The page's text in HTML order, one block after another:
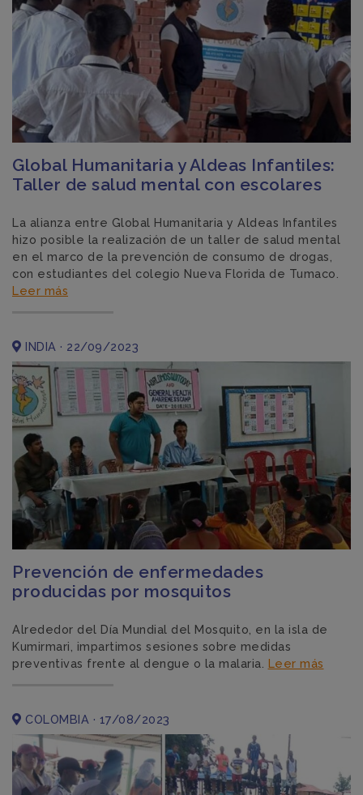
Global Humanitaria y Aldeas Infantiles:
Taller de salud mental con escolares
La alianza entre Global Humanitaria y Aldeas Infantiles
hizo posible la realización de un taller de salud mental
en el marco de la prevención de consumo de drogas,
con estudiantes del colegio Nueva Florida de Tumaco.
Leer más
INDIA · 22/09/2023
Prevención de enfermedades
producidas por mosquitos
Alrededor del Día Mundial del Mosquito, en la isla de
Kumirmari, impartimos sesiones sobre medidas
preventivas frente al dengue o la malaria. Leer más
COLOMBIA · 17/08/2023